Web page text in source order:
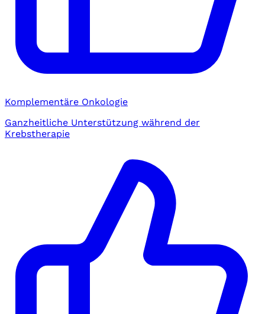
Komplementäre Onkologie
Ganzheitliche Unterstützung während der
Krebstherapie